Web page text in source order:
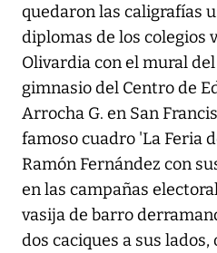
quedaron las caligrafías
diplomas de los colegios
Olivardia con el mural
gimnasio del Centro de
Arrocha G. en San
famoso cuadro 'La Feria
Ramón Fernández con
en las campañas
vasija de barro
dos caciques a sus